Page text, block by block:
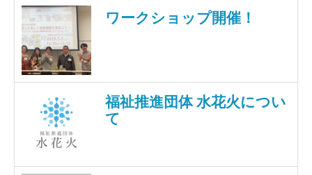
ワークショップ開催！
福祉推進団体 水花火につい
て